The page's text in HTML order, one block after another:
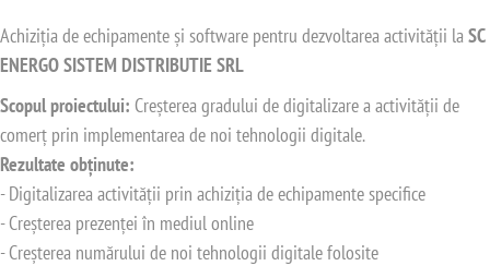
Achiziția de echipamente și software pentru dezvoltarea activității laSC
ENERGO SISTEM DISTRIBUTIE SRL
Scopul proiectului: Creșterea gradului de digitalizare a activității de
comerț prin implementarea de noi tehnologii digitale.
Rezultate obținute:
- Digitalizarea activității prin achiziția de echipamente specifice
- Creșterea prezenței în mediul online
- Creșterea numărului de noi tehnologii digitale folosite